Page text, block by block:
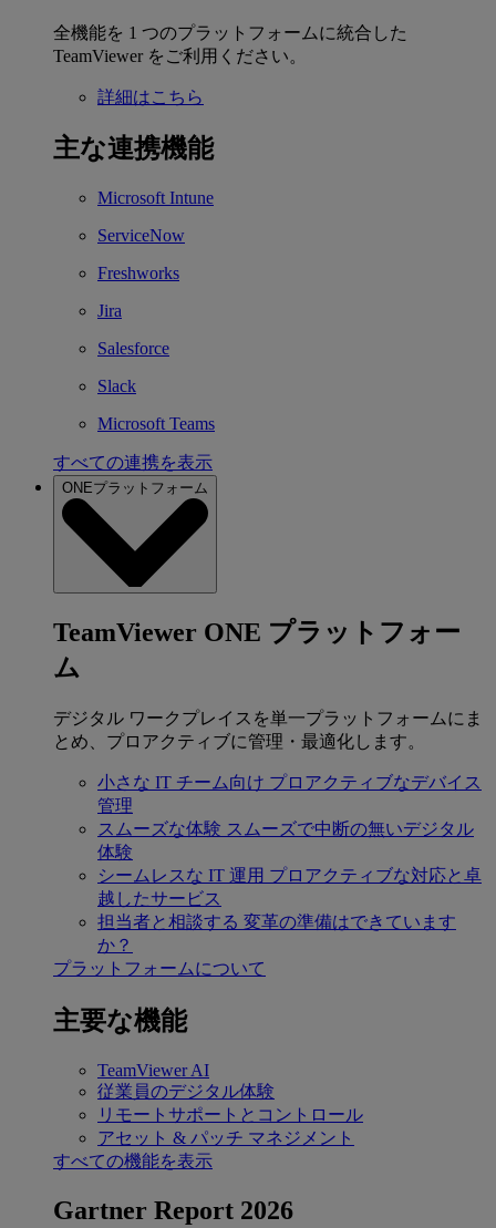
全機能を 1 つのプラットフォームに統合した
TeamViewer をご利用ください。
詳細はこちら
主な連携機能
Microsoft Intune
ServiceNow
Freshworks
Jira
Salesforce
Slack
Microsoft Teams
すべての連携を表示
ONEプラットフォーム
TeamViewer ONE プラットフォー
ム
デジタル ワークプレイスを単一プラットフォームにま
とめ、プロアクティブに管理・最適化します。
小さな IT チーム向け プロアクティブなデバイス
管理
スムーズな体験 スムーズで中断の無いデジタル
体験
シームレスな IT 運用 プロアクティブな対応と卓
越したサービス
担当者と相談する 変革の準備はできています
か？
プラットフォームについて
主要な機能
TeamViewer AI
従業員のデジタル体験
リモートサポートとコントロール
アセット & パッチ マネジメント
すべての機能を表示
Gartner Report 2026